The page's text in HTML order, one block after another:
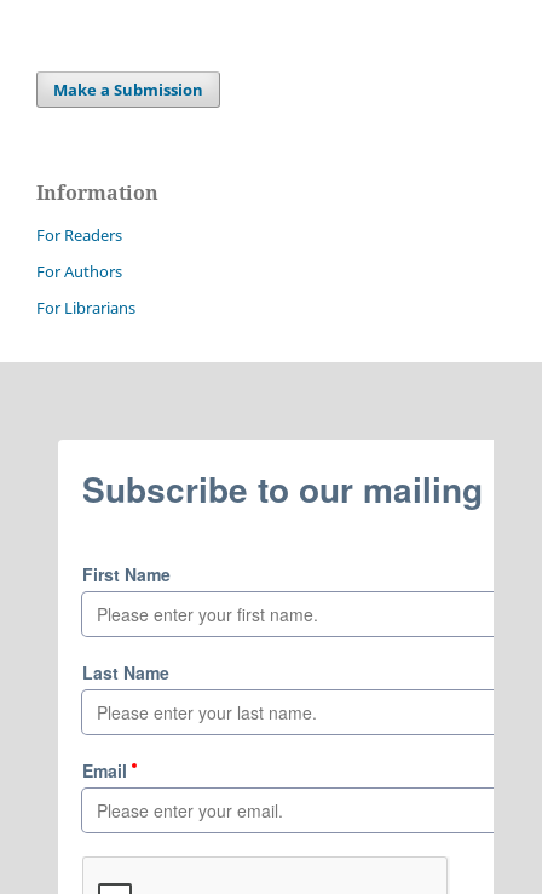
Make a Submission
Information
For Readers
For Authors
For Librarians